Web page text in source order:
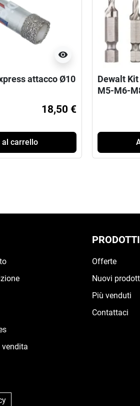
visibility
attacco Ø10
18,50 €
al carrello
Dewalt
M5-M6-
vendita
PRODOTTI
Offerte
Nuovi
Più venduti
Contattaci